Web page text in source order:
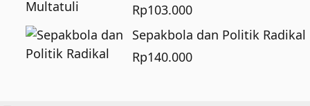
Rp103.000
Sepakbola dan Politik Radikal
Rp140.000